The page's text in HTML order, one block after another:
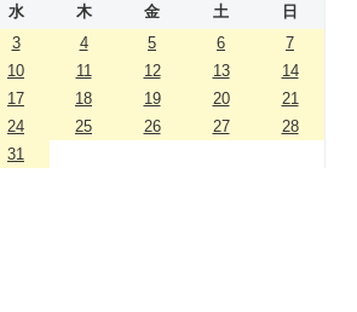
水 木 金 土
日
3 4 5 6
7
10 11 12 13
14
17 18 19 20
21
24 25 26 27
28
31